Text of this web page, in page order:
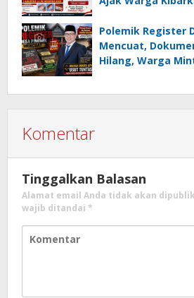
Polemik Register
Mencuat,
Hilang, Warga
Komentar
Tinggalkan Balasan
Alamat email Anda tidak akan
wajib ditandai *